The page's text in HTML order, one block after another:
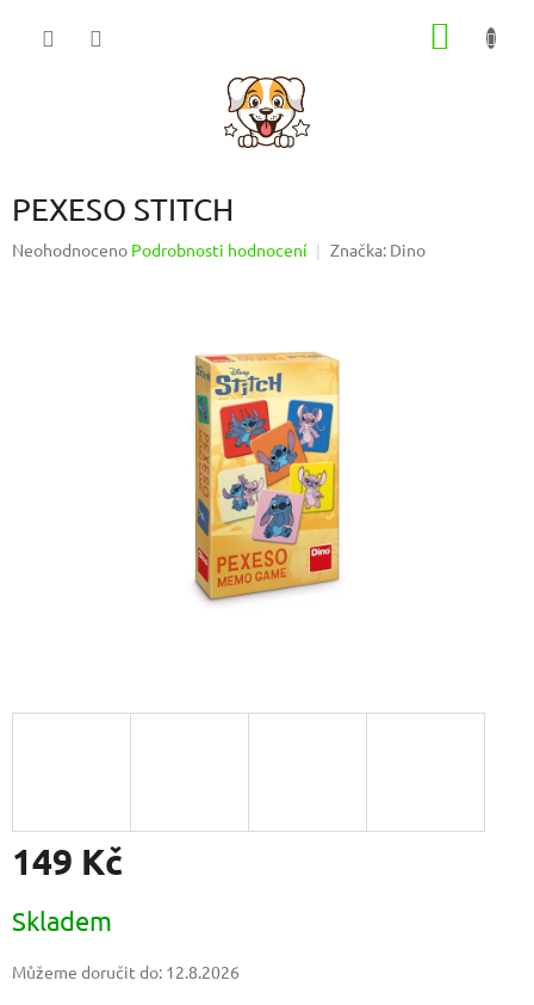
PEXESO STITCH
Průměrné
Neohodnoceno Podrobnosti hodnocení Značka: Dino
149 Kč
cena:
Skladem
Můžeme doručit do: 12.8.2026